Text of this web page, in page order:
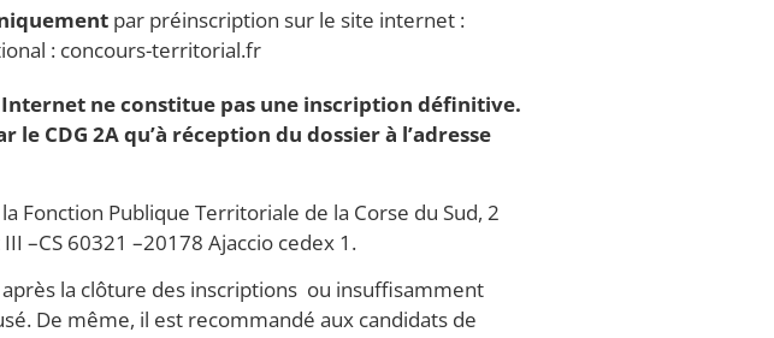
par préinscription sur le site internet :
: concours-territorial.fr
ne constitue pas une inscription définitive.
CDG 2A qu’à réception du dossier à l’adresse
Fonction Publique Territoriale de la Corse du Sud, 2
–CS 60321 –20178 Ajaccio cedex 1.
la clôture des inscriptions ou insuffisamment
De même, il est recommandé aux candidats de